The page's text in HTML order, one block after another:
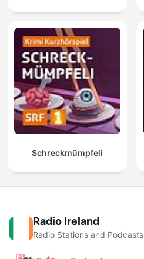
Schreckmümpfeli
Radio Ireland
Radio Stations and Podcasts